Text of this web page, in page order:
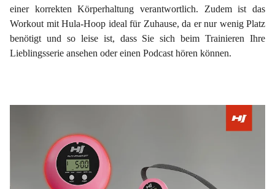
einer korrekten Körperhaltung verantwortlich. Zudem ist das
Workout mit Hula-Hoop ideal für Zuhause, da er nur wenig Platz
benötigt und so leise ist, dass Sie sich beim Trainieren Ihre
Lieblingsserie ansehen oder einen Podcast hören können.